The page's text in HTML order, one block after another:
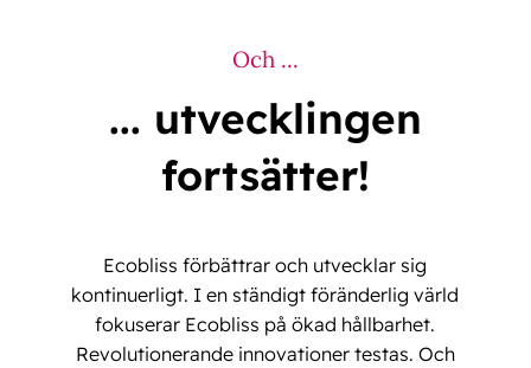
Och ...
... utvecklingen
fortsätter!
Ecobliss förbättrar och utvecklar sig
kontinuerligt. I en ständigt föränderlig värld
fokuserar Ecobliss på ökad hållbarhet.
Revolutionerande innovationer testas. Och